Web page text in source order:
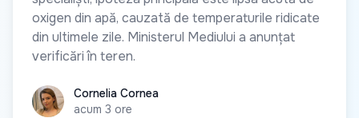
oxigen din apă, cauzată de temperaturile ridicate
din ultimele zile. Ministerul Mediului a anunțat
verificări în teren.
Cornelia Cornea
Cornelia Cornea
acum 3 ore